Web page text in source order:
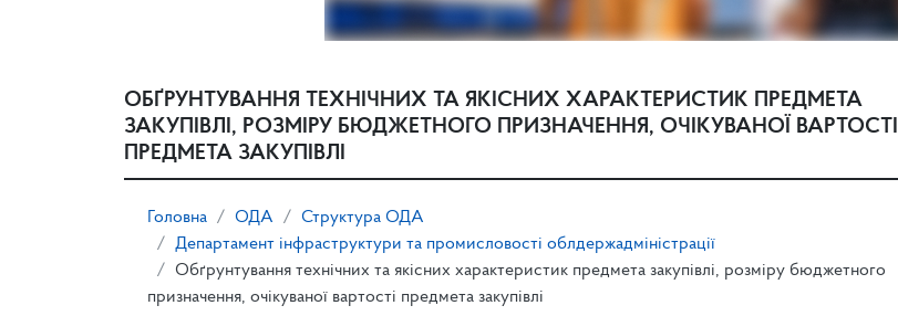
ОБҐРУНТУВАННЯ ТЕХНІЧНИХ ТА ЯКІСНИХ ХАРАКТЕРИСТИК ПРЕДМЕТА
ЗАКУПІВЛІ, РОЗМІРУ БЮДЖЕТНОГО ПРИЗНАЧЕННЯ, ОЧІКУВАНОЇ ВАРТОСТІ
ПРЕДМЕТА ЗАКУПІВЛІ
Головна ОДА
Структура ОДА
Департамент інфраструктури та промисловості облдержадміністрації
Обґрунтування технічних та якісних характеристик предмета закупівлі, розміру бюджетного
призначення, очікуваної вартості предмета закупівлі